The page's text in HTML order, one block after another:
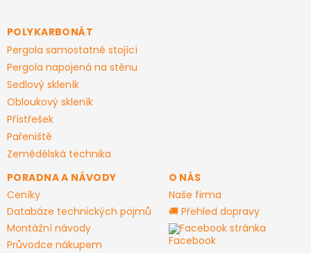
aPOLYKARBONÁT
Pergola samostatně stojící
Pergola napojená na stěnu
Sedlový skleník
Obloukový skleník
Přístřešek
Pařeniště
Zemědělská technika
PORADNA A NÁVODY
Ceníky
Databáze technických pojmů
Montážní návody
Průvodce nákupem
O NÁS
Naše firma
🚚 Přehled dopravy
Facebook stránka